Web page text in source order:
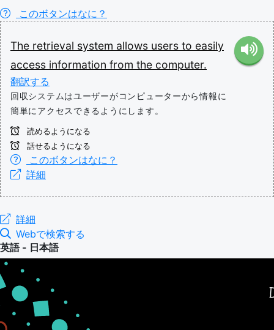
このボタンはなに？
The retrieval system allows users to easily
access information from the computer.
翻訳する
回収システムはユーザーがコンピューターから情報に
簡単にアクセスできるようにします。
読めるようになる
話せるようになる
このボタンはなに？
詳細
詳細
Webで検索する
英語 - 日本語